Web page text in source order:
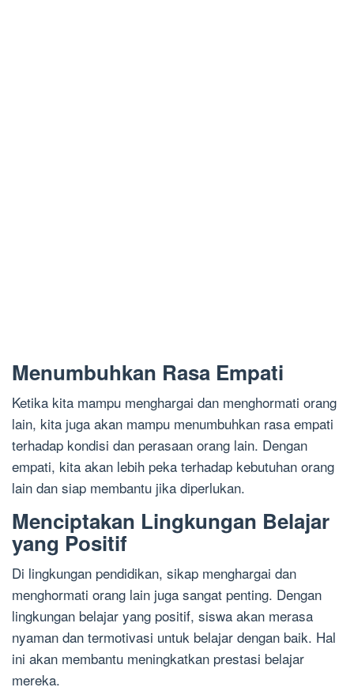
Menumbuhkan Rasa Empati
Ketika kita mampu menghargai dan menghormati orang
lain, kita juga akan mampu menumbuhkan rasa empati
terhadap kondisi dan perasaan orang lain. Dengan
empati, kita akan lebih peka terhadap kebutuhan orang
lain dan siap membantu jika diperlukan.
Menciptakan Lingkungan Belajar
yang Positif
Di lingkungan pendidikan, sikap menghargai dan
menghormati orang lain juga sangat penting. Dengan
lingkungan belajar yang positif, siswa akan merasa
nyaman dan termotivasi untuk belajar dengan baik. Hal
ini akan membantu meningkatkan prestasi belajar
mereka.